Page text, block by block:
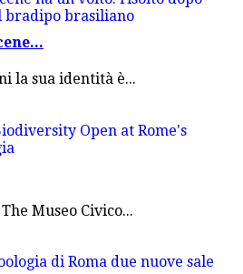
la sua identità è...
Museo Civico...